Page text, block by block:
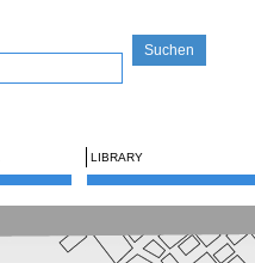
LIBRARY